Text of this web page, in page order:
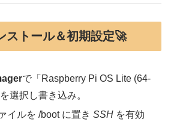
ストール＆初期設定🚀
で「Raspberry Pi OS Lite (64-
選択し書き込み。
イルを /boot に置きSSH を有効